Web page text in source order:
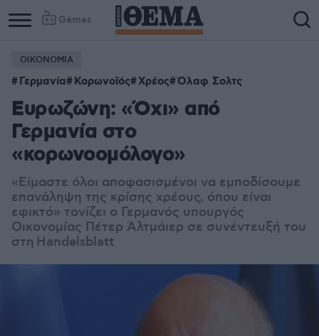
Games
ΟΙΚΟΝΟΜΙΑ
Γερμανία Κορωνοϊός Χρέος Όλαφ Σολτς
Ευρωζώνη: «Όχι» από
Γερμανία στο
«κορωνοομόλογο»
«Eίμαστε όλοι αποφασισμένοι να εμποδίσουμε
επανάληψη της κρίσης χρέους, όπου είναι
εφικτό» τονίζει o Γερμανός υπουργός
Οικονομίας Πέτερ Άλτμάιερ σε συνέντευξή του
στη Handelsblatt